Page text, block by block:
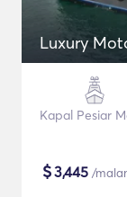
Luxury
Kapal Pesiar
$3,445 /